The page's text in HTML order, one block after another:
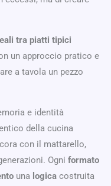
tra piatti tipici
un approccio pratico e
a tavola un pezzo
e identità
della cucina
con il mattarello,
Ogni formato
una logica costruita